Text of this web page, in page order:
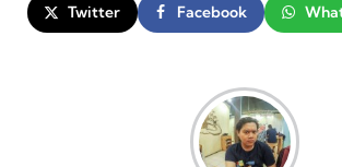
Twitter Facebook